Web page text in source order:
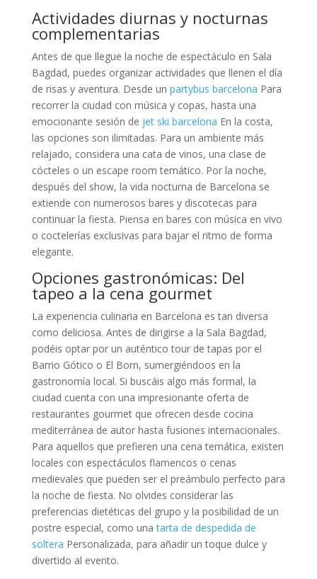
Actividades diurnas y nocturnas
complementarias
Antes de que llegue la noche de espectáculo en Sala
Bagdad, puedes organizar actividades que llenen el día
de risas y aventura. Desde un partybus barcelona Para
recorrer la ciudad con música y copas, hasta una
emocionante sesión de jet ski barcelona En la costa,
las opciones son ilimitadas. Para un ambiente más
relajado, considera una cata de vinos, una clase de
cócteles o un escape room temático. Por la noche,
después del show, la vida nocturna de Barcelona se
extiende con numerosos bares y discotecas para
continuar la fiesta. Piensa en bares con música en vivo
o coctelerías exclusivas para bajar el ritmo de forma
elegante.
Opciones gastronómicas: Del
tapeo a la cena gourmet
La experiencia culinaria en Barcelona es tan diversa
como deliciosa. Antes de dirigirse a la Sala Bagdad,
podéis optar por un auténtico tour de tapas por el
Barrio Gótico o El Born, sumergiéndoos en la
gastronomía local. Si buscáis algo más formal, la
ciudad cuenta con una impresionante oferta de
restaurantes gourmet que ofrecen desde cocina
mediterránea de autor hasta fusiones internacionales.
Para aquellos que prefieren una cena temática, existen
locales con espectáculos flamencos o cenas
medievales que pueden ser el preámbulo perfecto para
la noche de fiesta. No olvides considerar las
preferencias dietéticas del grupo y la posibilidad de un
postre especial, como unatarta de despedida de
soltera Personalizada, para añadir un toque dulce y
divertido al evento.